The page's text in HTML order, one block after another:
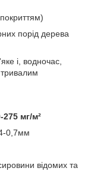
порід дерева
і, водночас,
тривалим
275 мг/м²
0,7мм
відомих та